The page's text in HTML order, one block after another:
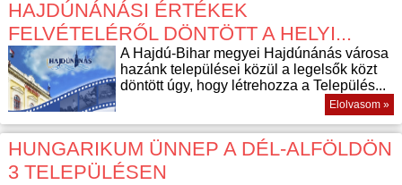
HAJDÚNÁNÁSI ÉRTÉKEK
FELVÉTELÉRŐL DÖNTÖTT A HELYI...
A Hajdú-Bihar megyei Hajdúnánás városa
hazánk települései közül a legelsők közt
döntött úgy, hogy létrehozza a Település...
Elolvasom »
HUNGARIKUM ÜNNEP A DÉL-ALFÖLDÖN
3 TELEPÜLÉSEN